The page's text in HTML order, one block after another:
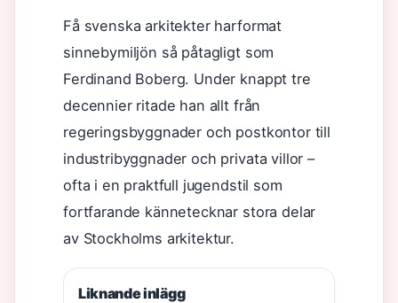
Få svenska arkitekter harformat
sinnebymiljön så påtagligt som
Ferdinand Boberg. Under knappt tre
decennier ritade han allt från
regeringsbyggnader och postkontor till
industribyggnader och privata villor –
ofta i en praktfull jugendstil som
fortfarande kännetecknar stora delar
av Stockholms arkitektur.
Liknande inlägg